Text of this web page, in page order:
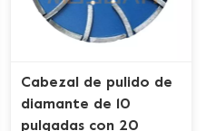
Cabezal de pulido de
diamante de 10
pulgadas con 20